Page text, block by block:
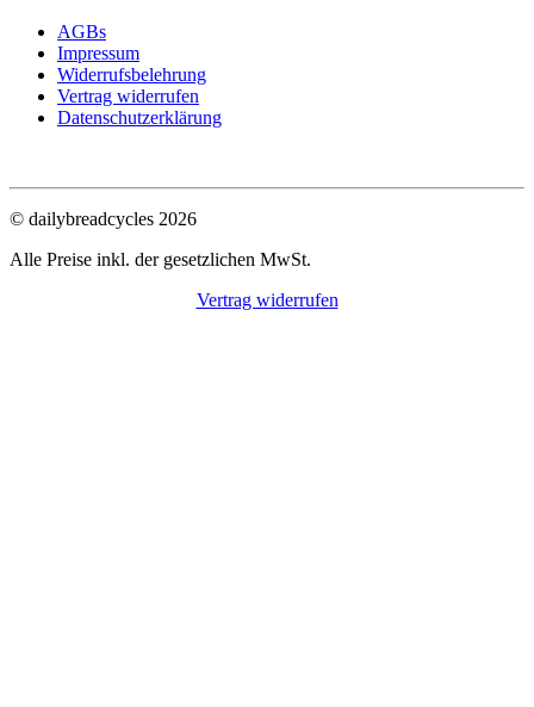
AGBs
Impressum
Widerrufsbelehrung
Vertrag widerrufen
Datenschutzerklärung
© dailybreadcycles 2026
Alle Preise inkl. der gesetzlichen MwSt.
Vertrag widerrufen